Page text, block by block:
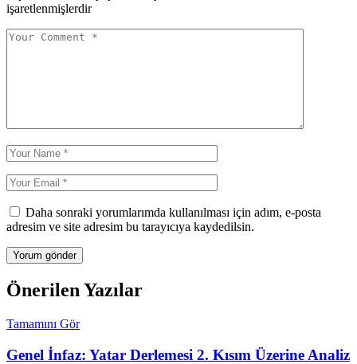
işaretlenmişlerdir
Daha sonraki yorumlarımda kullanılması için adım, e-posta
adresim ve site adresim bu tarayıcıya kaydedilsin.
Önerilen Yazılar
Tamamını Gör
Genel İnfaz: Yatar Derlemesi 2. Kısım Üzerine Analiz